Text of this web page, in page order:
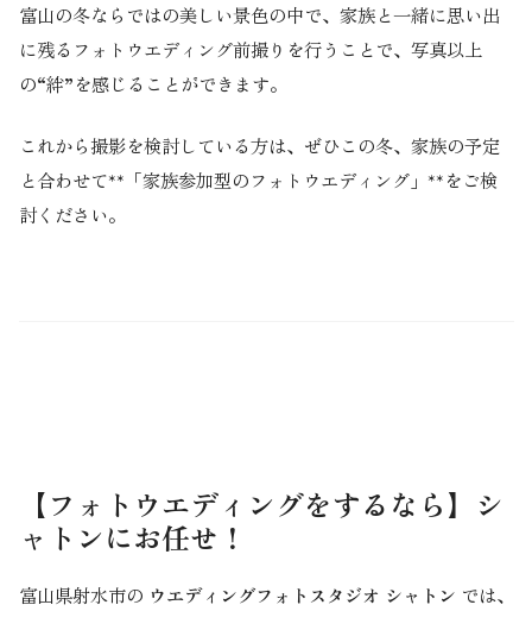
富山の冬ならではの美しい景色の中で、家族と一緒に思い出
に残るフォトウエディング前撮りを行うことで、写真以上
の“絆”を感じることができます。
これから撮影を検討している方は、ぜひこの冬、家族の予定
と合わせて**「家族参加型のフォトウエディング」**をご検
討ください。
【フォトウエディングをするなら】シ
ャトンにお任せ！
富山県射水市の ウエディングフォトスタジオ シャトン では、